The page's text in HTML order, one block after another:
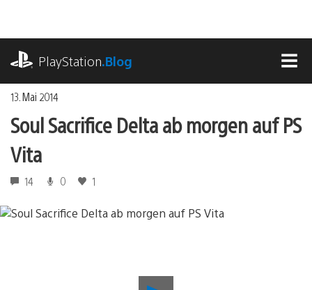
springen
PlayStation.Blog
13. Mai 2014
Soul Sacrifice Delta ab morgen auf PS
Vita
14 0 1